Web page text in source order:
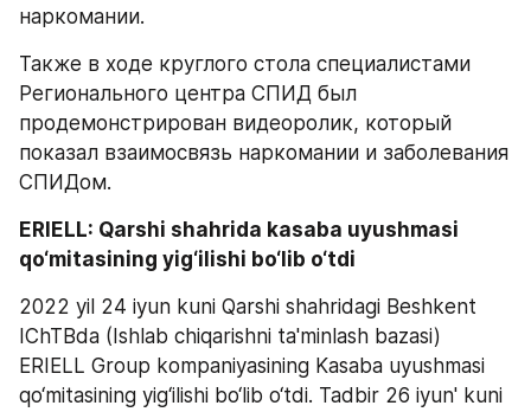
наркомании.
Также в ходе круглого стола специалистами
Регионального центра СПИД был
продемонстрирован видеоролик, который
показал взаимосвязь наркомании и заболевания
СПИДом.
ERIELL: Qarshi shahrida kasaba uyushmasi
qo‘mitasining yig‘ilishi bo‘lib o‘tdi
2022 yil 24 iyun kuni Qarshi shahridagi Beshkent
IChTBda (Ishlab chiqarishni ta'minlash bazasi)
ERIELL Group kompaniyasining Kasaba uyushmasi
qo‘mitasining yig‘ilishi bo‘lib o‘tdi. Tadbir 26 iyun' kuni